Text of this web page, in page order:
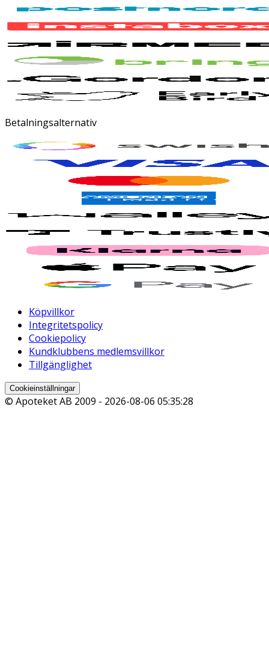
Betalningsalternativ
Köpvillkor
Integritetspolicy
Cookiepolicy
Kundklubbens medlemsvillkor
Tillgänglighet
Cookieinställningar
© Apoteket AB 2009 - 2026-08-06 05:35:28